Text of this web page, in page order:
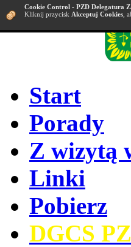
Start
Porady
Z wizytą
Linki
Pobierz
DGCS
Cookie Control - PZD Delegatura
Kliknij przycisk Akceptuj Cookies ,